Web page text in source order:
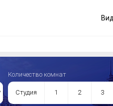
Количество комнат
Студия 1 2 3